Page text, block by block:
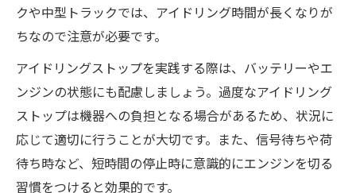
クや中型トラックでは、アイドリング時間が長くなりが
ちなので注意が必要です。
アイドリングストップを実践する際は、バッテリーやエ
ンジンの状態にも配慮しましょう。過度なアイドリング
ストップは機器への負担となる場合があるため、状況に
応じて適切に行うことが大切です。また、信号待ちや荷
待ち時など、短時間の停止時に意識的にエンジンを切る
習慣をつけると効果的です。